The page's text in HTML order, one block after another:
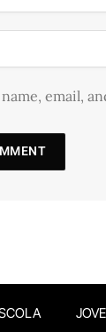
name, email,